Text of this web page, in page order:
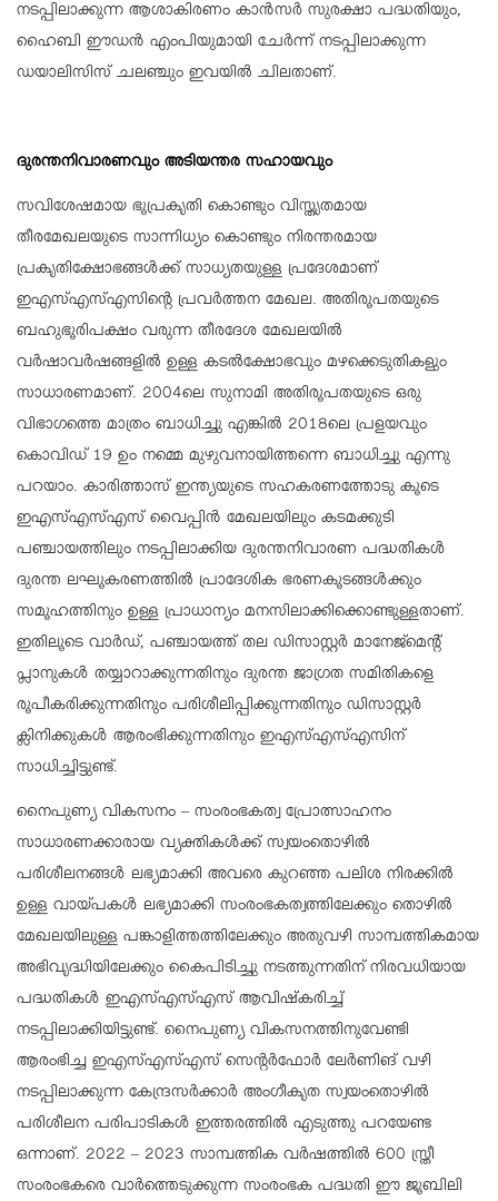
നടപ്പിലാക്കുന്ന ആശാകിരണം കാന്‍സര്‍ സുരക്ഷാ പദ്ധതിയും,
ഹൈബി ഈഡന്‍ എംപിയുമായി ചേര്‍ന്ന് നടപ്പിലാക്കുന്ന
ഡയാലിസിസ് ചലഞ്ചും ഇവയില്‍ ചിലതാണ്.
ദുരന്തനിവാരണവും അടിയന്തര സഹായവും
സവിശേഷമായ ഭൂപ്രകൃതി കൊണ്ടും വിസ്തൃതമായ
തീരമേഖലയുടെ സാന്നിധ്യം കൊണ്ടും നിരന്തരമായ
പ്രകൃതിക്ഷോഭങ്ങള്‍ക്ക് സാധ്യതയുള്ള പ്രദേശമാണ്
ഇഎസ്എസ്എസിന്റെ പ്രവര്‍ത്തന മേഖല. അതിരൂപതയുടെ
ബഹുഭൂരിപക്ഷം വരുന്ന തീരദേശ മേഖലയില്‍
വര്‍ഷാവര്‍ഷങ്ങളില്‍ ഉള്ള കടല്‍ക്ഷോഭവും മഴക്കെടുതികളും
സാധാരണമാണ്. 2004ലെ സുനാമി അതിരൂപതയുടെ ഒരു
വിഭാഗത്തെ മാത്രം ബാധിച്ചു എങ്കില്‍ 2018ലെ പ്രളയവും
കൊവിഡ് 19 ഉം നമ്മെ മുഴുവനായിത്തന്നെ ബാധിച്ചു എന്നു
പറയാം. കാരിത്താസ് ഇന്ത്യയുടെ സഹകരണത്തോടു കൂടെ
ഇഎസ്എസ്എസ് വൈപ്പിന്‍ മേഖലയിലും കടമക്കുടി
പഞ്ചായത്തിലും നടപ്പിലാക്കിയ ദുരന്തനിവാരണ പദ്ധതികള്‍
ദുരന്ത ലഘൂകരണത്തില്‍ പ്രാദേശിക ഭരണകൂടങ്ങള്‍ക്കും
സമൂഹത്തിനും ഉള്ള പ്രാധാന്യം മനസിലാക്കിക്കൊണ്ടുള്ളതാണ്.
ഇതിലൂടെ വാര്‍ഡ്, പഞ്ചായത്ത് തല ഡിസാസ്റ്റര്‍ മാനേജ്‌മെന്റ്
പ്ലാനുകള്‍ തയ്യാറാക്കുന്നതിനും ദുരന്ത ജാഗ്രത സമിതികളെ
രൂപീകരിക്കുന്നതിനും പരിശീലിപ്പിക്കുന്നതിനും ഡിസാസ്റ്റര്‍
ക്ലിനിക്കുകള്‍ ആരംഭിക്കുന്നതിനും ഇഎസ്എസ്എസിന്
സാധിച്ചിട്ടുണ്ട്.
നൈപുണ്യ വികസനം – സംരംഭകത്വ പ്രോത്സാഹനം
സാധാരണക്കാരായ വ്യക്തികള്‍ക്ക് സ്വയംതൊഴില്‍
പരിശീലനങ്ങള്‍ ലഭ്യമാക്കി അവരെ കുറഞ്ഞ പലിശ നിരക്കില്‍
ഉള്ള വായ്പകള്‍ ലഭ്യമാക്കി സംരംഭകത്വത്തിലേക്കും തൊഴില്‍
മേഖലയിലുള്ള പങ്കാളിത്തത്തിലേക്കും അതുവഴി സാമ്പത്തികമായ
അഭിവൃദ്ധിയിലേക്കും കൈപിടിച്ചു നടത്തുന്നതിന് നിരവധിയായ
പദ്ധതികള്‍ ഇഎസ്എസ്എസ് ആവിഷ്‌കരിച്ച്
നടപ്പിലാക്കിയിട്ടുണ്ട്. നൈപുണ്യ വികസനത്തിനുവേണ്ടി
ആരംഭിച്ച ഇഎസ്എസ്എസ് സെന്റര്‍ഫോര്‍ ലേര്‍ണിങ് വഴി
നടപ്പിലാക്കുന്ന കേന്ദ്രസര്‍ക്കാര്‍ അംഗീകൃത സ്വയംതൊഴില്‍
പരിശീലന പരിപാടികള്‍ ഇത്തരത്തില്‍ എടുത്തു പറയേണ്ട
ഒന്നാണ്. 2022 – 2023 സാമ്പത്തിക വര്‍ഷത്തില്‍ 600 സ്ത്രീ
സംരംഭകരെ വാര്‍ത്തെടുക്കുന്ന സംരംഭക പദ്ധതി ഈ ജൂബിലി